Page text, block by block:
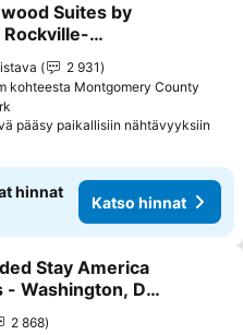
suosikkeihin
Suites by
Rockville-
2 931
kohteesta Montgomery County
pääsy paikallisiin nähtävyyksiin
hinnat
Katso hinnat
suosikkeihin
Stay America
- Washington, DC -
2 868